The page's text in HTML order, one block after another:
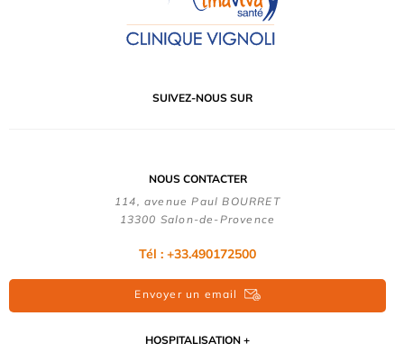
SUIVEZ-NOUS SUR
NOUS CONTACTER
114, avenue Paul BOURRET
13300 Salon-de-Provence
Tél : +33.490172500
Envoyer un email
HOSPITALISATION